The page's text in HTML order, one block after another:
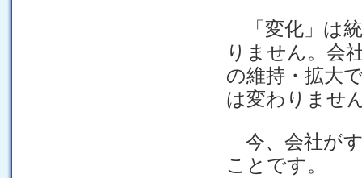
「変化」は
りません。会
の維持・拡大
は変わりませ
今、会社が
ことです。